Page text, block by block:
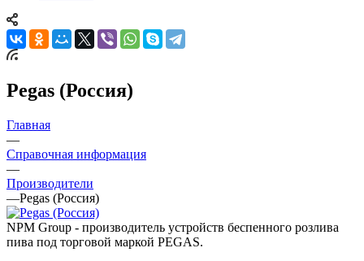
Pegas (Россия)
Главная
—
Справочная информация
—
Производители
—Pegas (Россия)
NPM Group - производитель устройств беспенного розлива
пива под торговой маркой PEGAS.